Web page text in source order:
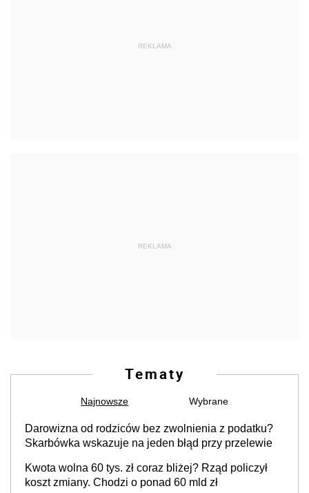
REKLAMA
REKLAMA
Tematy
Najnowsze Wybrane
Darowizna od rodziców bez zwolnienia z podatku?
Skarbówka wskazuje na jeden błąd przy przelewie
Kwota wolna 60 tys. zł coraz bliżej? Rząd policzył
koszt zmiany. Chodzi o ponad 60 mld zł